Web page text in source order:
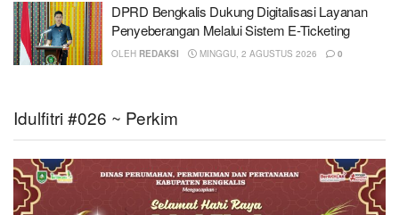
DPRD Bengkalis Dukung Digitalisasi Layanan
Penyeberangan Melalui Sistem E-Ticketing
OLEH REDAKSI MINGGU, 2 AGUSTUS 2026 0
Idulfitri #026 ~ Perkim